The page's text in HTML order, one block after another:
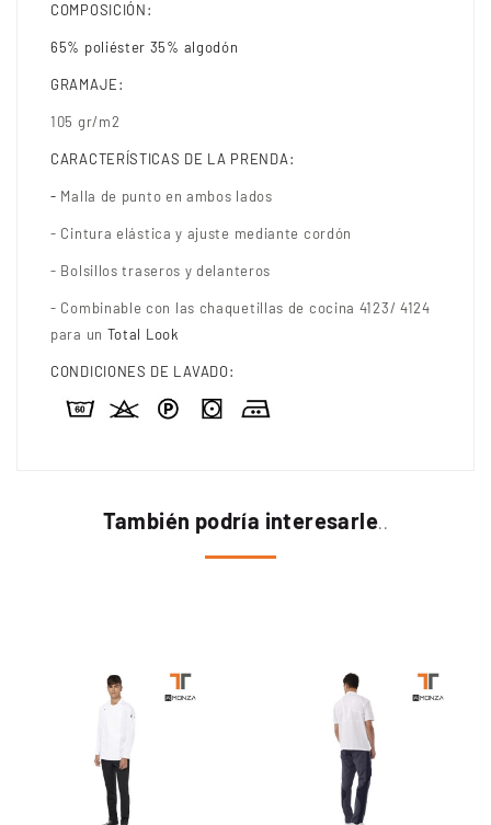
COMPOSICIÓN:
65% poliéster 35% algodón
GRAMAJE:
105 gr/m2
CARACTERÍSTICAS DE LA PRENDA:
- Malla de punto en ambos lados
- Cintura elástica y ajuste mediante cordón
- Bolsillos traseros y delanteros
- Combinable con las chaquetillas de cocina 4123/ 4124
para un Total Look
CONDICIONES DE LAVADO:
También podría interesarle..